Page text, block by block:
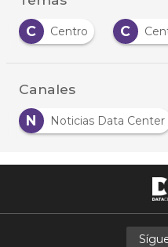
C
Centro C
Canales
N
Noticias Data Center